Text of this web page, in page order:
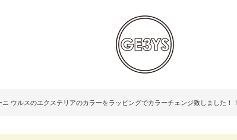
ニ ウルスのエクステリアのカラーをラッピングでカラーチェンジ致しました！！